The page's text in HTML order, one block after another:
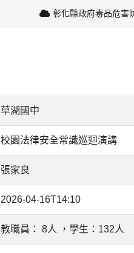
彰化縣政府毒品危害
草湖國中
校園法律安全常識巡迴演講
張家良
2026-04-16T14:10
教職員： 8人 ，學生：132人